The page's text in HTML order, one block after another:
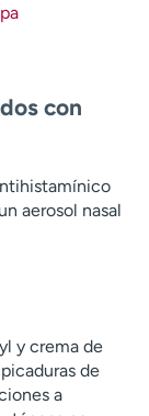
con
aerosol nasal
y crema de
de
a